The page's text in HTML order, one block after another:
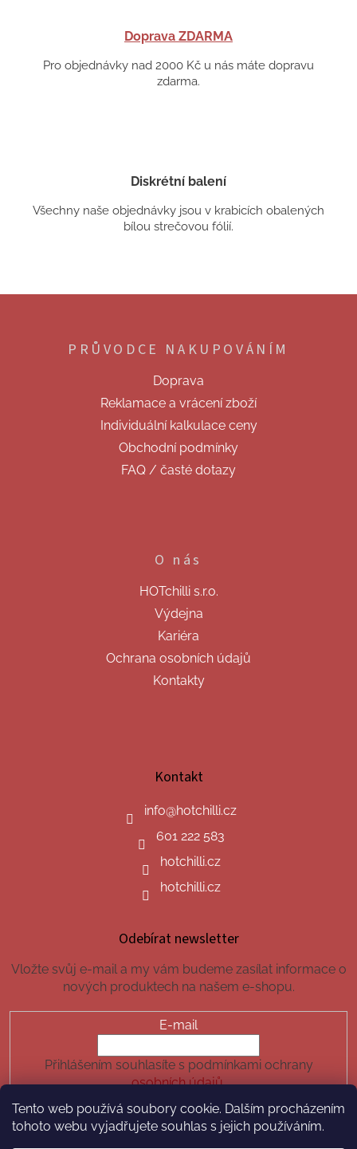
Tento web používá soubory cookie. Dalším procházením
tohoto webu vyjadřujete souhlas s jejich používáním.
Doprava ZDARMA
Pro objednávky nad 2000 Kč u nás máte dopravu
zdarma.
Diskrétní balení
Všechny naše objednávky jsou v krabicích obalených
bílou strečovou fólií.
PRŮVODCE NAKUPOVÁNÍM
Doprava
Reklamace a vrácení zboží
Individuální kalkulace ceny
Obchodní podmínky
FAQ / časté dotazy
O nás
HOTchilli s.r.o.
Výdejna
Kariéra
Ochrana osobních údajů
Kontakty
Kontakt
info@hotchilli.cz
601 222 583
hotchilli.cz
hotchilli.cz
Odebírat newsletter
Vložte svůj e-mail a my vám budeme zasílat informace o
nových produktech na našem e-shopu.
E-mail
Přihlášením souhlasíte s podmínkami ochrany
osobních údajů.
PŘIHLÁSIT SE